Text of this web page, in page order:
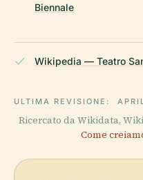
Biennale
Wikipedia — Teatro
ULTIMA REVISIONE:
Ricercato da Wikidata,
Come